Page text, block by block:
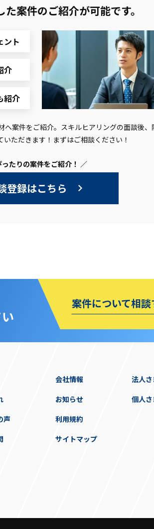
た案件のご紹介が可能です。
ント
介
紹介
へ案件をご紹介。スキルヒアリングの面談後、
ただきます！まずはご相談ください！
ったりの案件をご紹介！ ／
登録はこちら
案件について相談
声
会社情報
お知らせ
利用規約
サイトマップ
法人
個人